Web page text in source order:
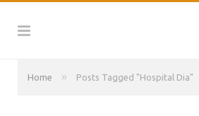
Home » Posts Tagged "Hospital Dia"